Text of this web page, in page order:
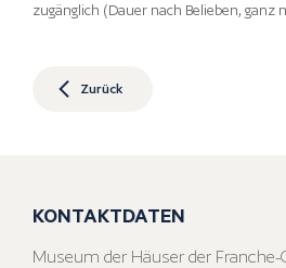
zugänglich (Dauer nach Belieben, ganz
Zurück
KONTAKTDATEN
Museum der Häuser der Franche-